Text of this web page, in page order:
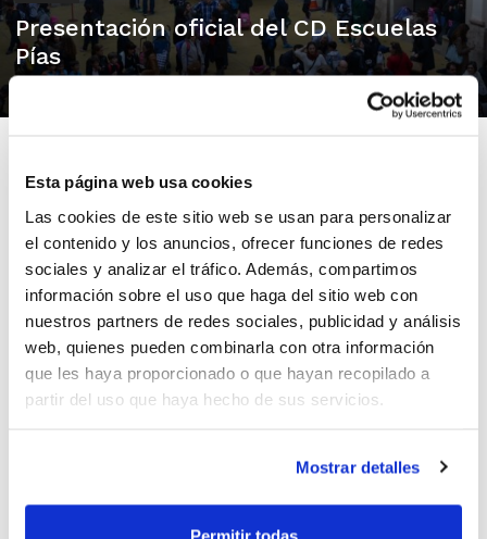
Esta página web usa cookies
Las cookies de este sitio web se usan para personalizar
el contenido y los anuncios, ofrecer funciones de redes
sociales y analizar el tráfico. Además, compartimos
información sobre el uso que haga del sitio web con
nuestros partners de redes sociales, publicidad y análisis
web, quienes pueden combinarla con otra información
que les haya proporcionado o que hayan recopilado a
partir del uso que haya hecho de sus servicios.
Mostrar detalles
Presentación oficial del CD Escuelas
Pías
El pasado viernes 18 de diciembre, el Club Deportivo
Escuelas Pías realizó la presentación de sus 210
jugadores de Baloncesto repartidos en 16 equipos.
Fue una tarde/noche mágica, en la que desfilaron los
jugadores y se realizaron una serie de concursos en
los que cada uno de los ganadores se llevó un jamón.
los alumnos